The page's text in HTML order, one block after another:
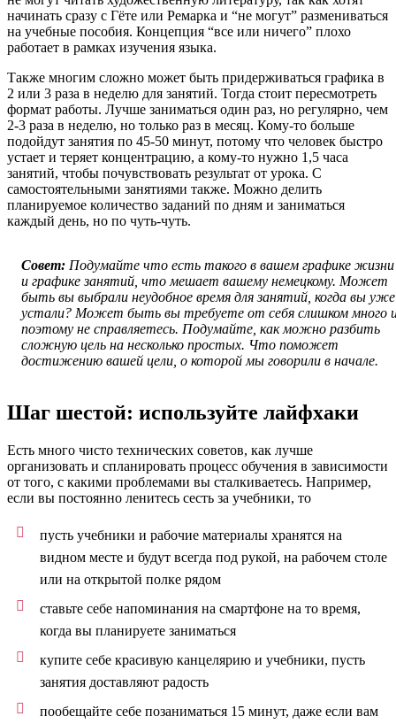
начинать сразу с Гёте или Ремарка и “не могут” размениваться
на учебные пособия. Концепция “все или ничего” плохо
работает в рамках изучения языка.
Также многим сложно может быть придерживаться графика в
2 или 3 раза в неделю для занятий. Тогда стоит пересмотреть
формат работы. Лучше заниматься один раз, но регулярно, чем
2-3 раза в неделю, но только раз в месяц. Кому-то больше
подойдут занятия по 45-50 минут, потому что человек быстро
устает и теряет концентрацию, а кому-то нужно 1,5 часа
занятий, чтобы почувствовать результат от урока. С
самостоятельными занятиями также. Можно делить
планируемое количество заданий по дням и заниматься
каждый день, но по чуть-чуть.
Совет: Подумайте что есть такого в вашем графике жизни
и графике занятий, что мешает вашему немецкому. Может
быть вы выбрали неудобное время для занятий, когда вы уже
устали? Может быть вы требуете от себя слишком много
поэтому не справляетесь. Подумайте, как можно разбить
сложную цель на несколько простых. Что поможет
достижению вашей цели, о которой мы говорили в начале.
Шаг шестой: используйте лайфхаки
Есть много чисто технических советов, как лучше
организовать и спланировать процесс обучения в зависимости
от того, с какими проблемами вы сталкиваетесь. Например,
если вы постоянно ленитесь сесть за учебники, то
пусть учебники и рабочие материалы хранятся на
видном месте и будут всегда под рукой, на рабочем столе
или на открытой полке рядом
ставьте себе напоминания на смартфоне на то время,
когда вы планируете заниматься
купите себе красивую канцелярию и учебники, пусть
занятия доставляют радость
пообещайте себе позаниматься 15 минут, даже если вам